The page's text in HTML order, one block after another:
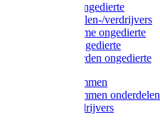
Diversen ongedierte
Insectenvallen-/verdrijvers
Protect Home ongedierte
Solabiol ongedierte
Protect Garden ongedierte
Mollenklemmen
Mollenklemmen onderdelen
Mollenverdrijvers